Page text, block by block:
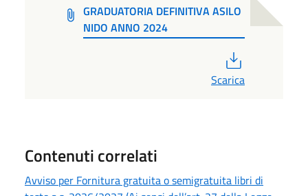
GRADUATORIA DEFINITIVA ASILO
NIDO ANNO 2024
Scarica
Contenuti correlati
Avviso per Fornitura gratuita o semigratuita libri di